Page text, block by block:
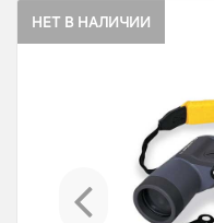
НЕТ В НАЛИЧИИ